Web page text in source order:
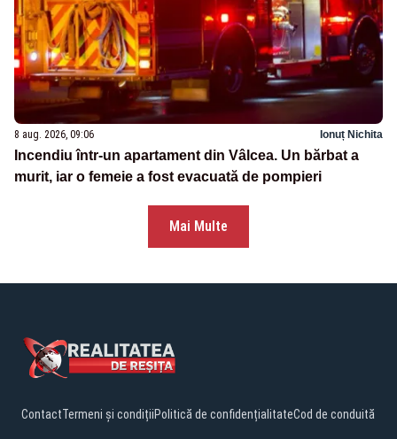
8 aug. 2026, 09:06 Ionuț Nichita
Incendiu într-un apartament din Vâlcea. Un bărbat a
murit, iar o femeie a fost evacuată de pompieri
Mai Multe
ContactTermeni și condițiiPolitică de confidențialitateCod de conduită